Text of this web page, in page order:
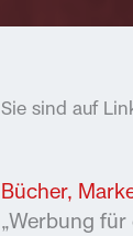
Sie sind auf
Bücher,
„Werbung